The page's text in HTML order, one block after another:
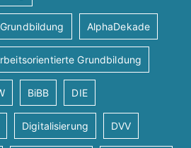
AlphaDekade
Grundbildung
BiBB DIE
Digitalisierung DVV